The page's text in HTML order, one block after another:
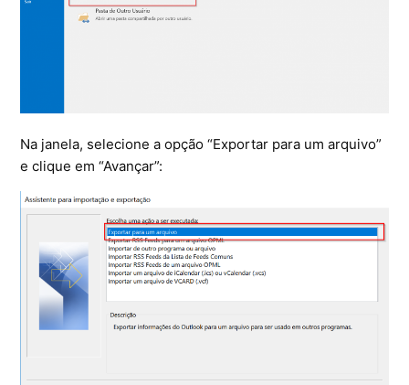
Equipe Ativação
Microsoft SQL Server
Na janela, selecione a opção “Exportar para um arquivo”
e clique em “Avançar”: